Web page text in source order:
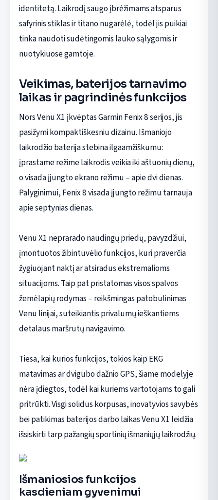
identitetą. Laikrodį saugo įbrėžimams atsparus
safyrinis stiklas ir titano nugarėlė, todėl jis puikiai
tinka naudoti sudėtingomis lauko sąlygomis ir
nuotykiuose gamtoje.
Veikimas, baterijos tarnavimo
laikas ir pagrindinės funkcijos
Nors Venu X1 įkvėptas Garmin Fenix 8 serijos, jis
pasižymi kompaktiškesniu dizainu. Išmaniojo
laikrodžio baterija stebina ilgaamžiškumu:
įprastame režime laikrodis veikia iki aštuonių dienų,
o visada įjungto ekrano režimu – apie dvi dienas.
Palyginimui, Fenix 8 visada įjungto režimu tarnauja
apie septynias dienas.
Venu X1 neprarado naudingų priedų, pavyzdžiui,
įmontuotos žibintuvėlio funkcijos, kuri praverčia
žygiuojant naktį ar atsiradus ekstremalioms
situacijoms. Taip pat pristatomas visos spalvos
žemėlapių rodymas – reikšmingas patobulinimas
Venu linijai, suteikiantis privalumų ieškantiems
detalaus maršrutų navigavimo.
Tiesa, kai kurios funkcijos, tokios kaip EKG
matavimas ar dvigubo dažnio GPS, šiame modelyje
nėra įdiegtos, todėl kai kuriems vartotojams to gali
pritrūkti. Visgi solidus korpusas, inovatyvios savybės
bei patikimas baterijos darbo laikas Venu X1 leidžia
išsiskirti tarp pažangių sportinių išmaniųjų laikrodžių.
Išmaniosios funkcijos
kasdieniam gyvenimui